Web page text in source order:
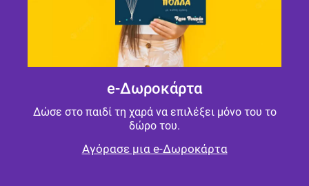
e-Δωροκάρτα
Δώσε στο παιδί τη χαρά να επιλέξει μόνο του το
δώρο του.
Αγόρασε μια e-Δωροκάρτα